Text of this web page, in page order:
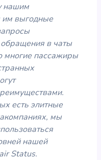
нашим
им выгодные
обращения в чаты
многие пассажиры
есть элитные
мы
нашей
Status.